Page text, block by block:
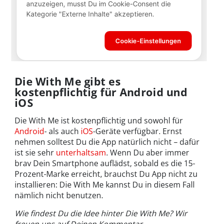
Die With Me gibt es
kostenpflichtig für Android und
iOS
Die With Me ist kostenpflichtig und sowohl für
Android- als auch iOS-Geräte verfügbar. Ernst
nehmen solltest Du die App natürlich nicht – dafür
ist sie sehr unterhaltsam. Wenn Du aber immer
brav Dein Smartphone auflädst, sobald es die 15-
Prozent-Marke erreicht, brauchst Du App nicht zu
installieren: Die With Me kannst Du in diesem Fall
nämlich nicht benutzen.
Wie findest Du die Idee hinter Die With Me? Wir